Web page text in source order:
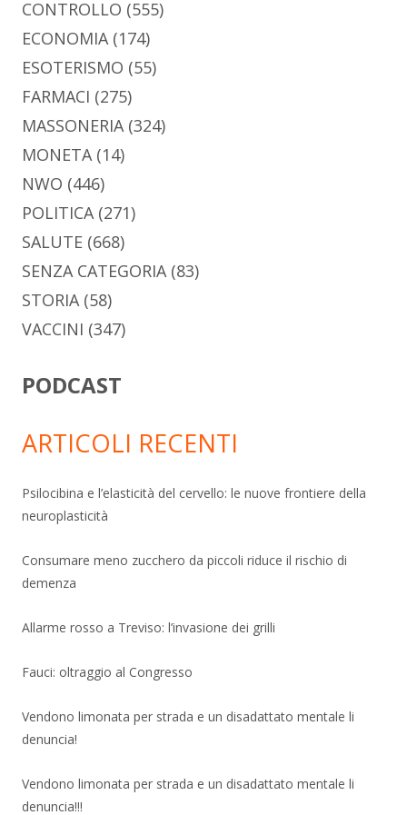
CONTROLLO (555)
ECONOMIA(174)
ESOTERISMO (55)
FARMACI (275)
MASSONERIA(324)
MONETA(14)
NWO (446)
POLITICA(271)
SALUTE (668)
SENZA CATEGORIA(83)
STORIA(58)
VACCINI (347)
PODCAST
ARTICOLI RECENTI
Psilocibina e l’elasticità del cervello: le nuove frontiere della
neuroplasticità
Consumare meno zucchero da piccoli riduce il rischio di
demenza
Allarme rosso a Treviso: l’invasione dei grilli
Fauci: oltraggio al Congresso
Vendono limonata per strada e un disadattato mentale li
denuncia!
Vendono limonata per strada e un disadattato mentale li
denuncia!!!